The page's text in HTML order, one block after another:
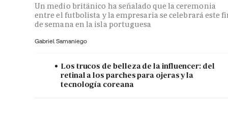
Un medio británico ha señalado que la ceremonia
entre el futbolista y la empresaria se celebrará este
de semana en la isla portuguesa
Gabriel Samaniego
Los trucos de belleza de la influencer: del
retinal a los parches para ojeras y la
tecnología coreana